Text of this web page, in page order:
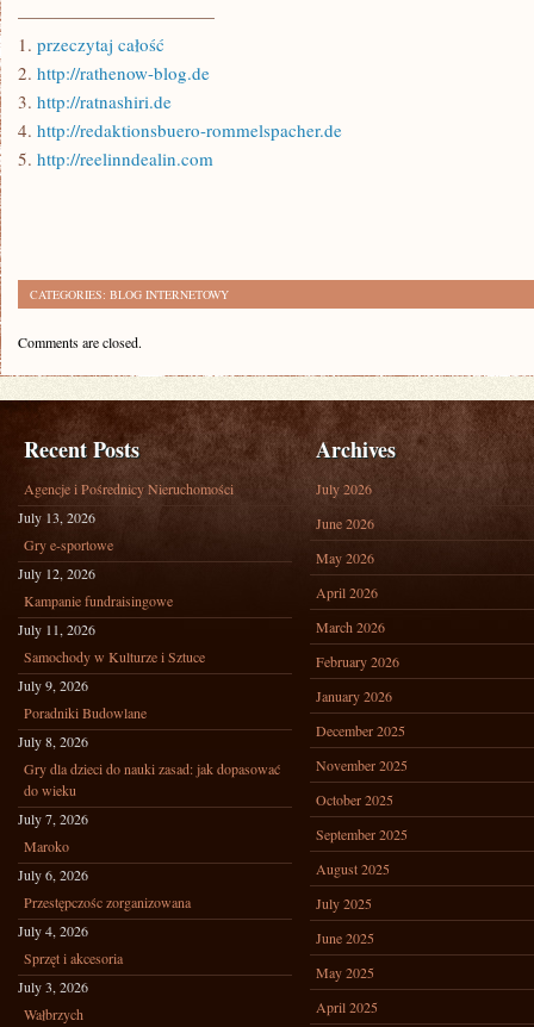
———————————
1. przeczytaj całość
2. http://rathenow-blog.de
3. http://ratnashiri.de
4. http://redaktionsbuero-rommelspacher.de
5. http://reelinndealin.com
CATEGORIES: BLOG INTERNETOWY
Comments are closed.
Recent Posts
Agencje i Pośrednicy Nieruchomości
July 13, 2026
Gry e-sportowe
July 12, 2026
Kampanie fundraisingowe
July 11, 2026
Samochody w Kulturze i Sztuce
July 9, 2026
Poradniki Budowlane
July 8, 2026
Gry dla dzieci do nauki zasad: jak dopasować
do wieku
July 7, 2026
Maroko
July 6, 2026
Przestępczośc zorganizowana
July 4, 2026
Sprzęt i akcesoria
July 3, 2026
Wałbrzych
Archives
July 2026
June 2026
May 2026
April 2026
March 2026
February 2026
January 2026
December 2025
November 2025
October 2025
September 2025
August 2025
July 2025
June 2025
May 2025
April 2025